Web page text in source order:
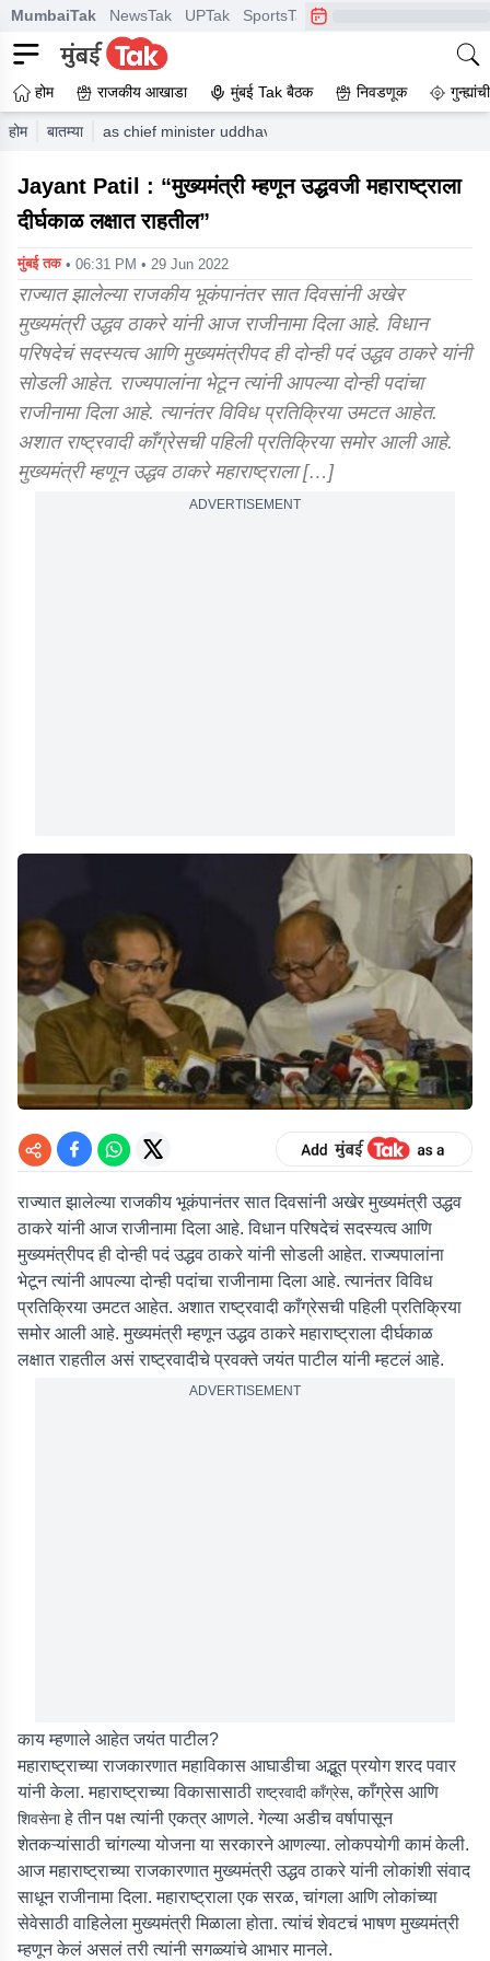
MumbaiTak NewsTak UPTak SportsTak CrimeTak
होम राजकीय आखाडा मुंबई Tak बैठक निवडणूक
होम बातम्या as chief minister uddhavji will be remembered by
Jayant Patil : “मुख्यमंत्री म्हणून उद्धवजी महाराष्ट्राला
दीर्घकाळ लक्षात राहतील”
मुंबई तक • 06:31 PM • 29 Jun 2022
राज्यात झालेल्या राजकीय भूकंपानंतर सात दिवसांनी अखेर
मुख्यमंत्री उद्धव ठाकरे यांनी आज राजीनामा दिला आहे. विधान
परिषदेचं सदस्यत्व आणि मुख्यमंत्रीपद ही दोन्ही पदं उद्धव ठाकरे यांनी
सोडली आहेत. राज्यपालांना भेटून त्यांनी आपल्या दोन्ही पदांचा
राजीनामा दिला आहे. त्यानंतर विविध प्रतिक्रिया उमटत आहेत.
अशात राष्ट्रवादी काँग्रेसची पहिली प्रतिक्रिया समोर आली आहे.
मुख्यमंत्री म्हणून उद्धव ठाकरे महाराष्ट्राला […]
ADVERTISEMENT
राज्यात झालेल्या राजकीय भूकंपानंतर सात दिवसांनी अखेर मुख्यमंत्री उद्धव
ठाकरे यांनी आज राजीनामा दिला आहे. विधान परिषदेचं सदस्यत्व आणि
मुख्यमंत्रीपद ही दोन्ही पदं उद्धव ठाकरे यांनी सोडली आहेत. राज्यपालांना
भेटून त्यांनी आपल्या दोन्ही पदांचा राजीनामा दिला आहे. त्यानंतर विविध
प्रतिक्रिया उमटत आहेत. अशात राष्ट्रवादी काँग्रेसची पहिली प्रतिक्रिया
समोर आली आहे. मुख्यमंत्री म्हणून उद्धव ठाकरे महाराष्ट्राला दीर्घकाळ
लक्षात राहतील असं राष्ट्रवादीचे प्रवक्ते जयंत पाटील यांनी म्हटलं आहे.
ADVERTISEMENT
काय म्हणाले आहेत जयंत पाटील?
महाराष्ट्राच्या राजकारणात महाविकास आघाडीचा अद्भूत प्रयोग शरद पवार
यांनी केला. महाराष्ट्राच्या विकासासाठी राष्ट्रवादी काँग्रेस, काँग्रेस आणि
शिवसेनाहे तीन पक्ष त्यांनी एकत्र आणले. गेल्या अडीच वर्षापासून
शेतकऱ्यांसाठी चांगल्या योजना या सरकारने आणल्या. लोकपयोगी कामं केली.
आज महाराष्ट्राच्या राजकारणात मुख्यमंत्री उद्धव ठाकरे यांनी लोकांशी संवाद
साधून राजीनामा दिला. महाराष्ट्राला एक सरळ, चांगला आणि लोकांच्या
सेवेसाठी वाहिलेला मुख्यमंत्री मिळाला होता. त्यांचं शेवटचं भाषण मुख्यमंत्री
म्हणून केलं असलं तरी त्यांनी सगळ्यांचे आभार मानले.